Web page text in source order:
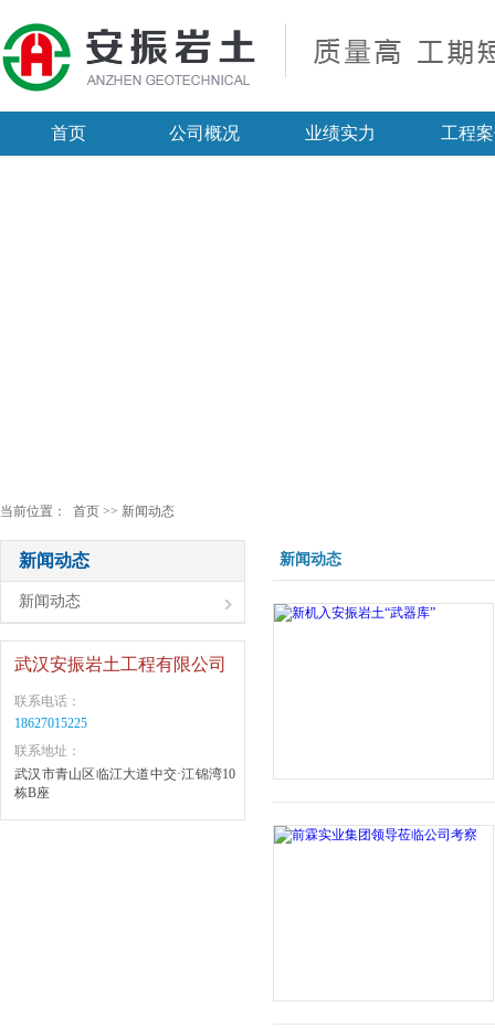
首页 公司概况 业绩实力 工程
当前位置： 首页 >> 新闻动态
新闻动态
新闻动态
武汉安振岩土工程有限公司
联系电话：
18627015225
联系地址：
武汉市青山区临江大道中交·江锦湾10
栋B座
新闻动态